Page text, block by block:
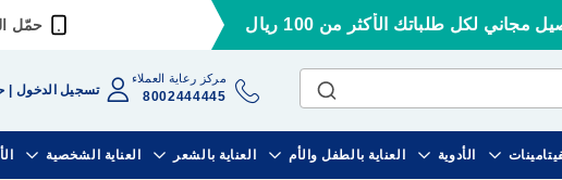
مجاني لكل طلباتك الأكثر من 100 ريال حمّل
مركز رعاية العملاء
8002444445 تسجيل الدخول
الأدوية العناية بالطفل والأم العناية بالشعر العناية الشخصية